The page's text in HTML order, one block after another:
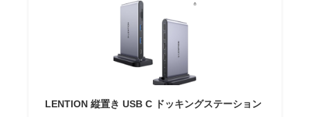
LENTION 縦置き USB C ドッキングステーション